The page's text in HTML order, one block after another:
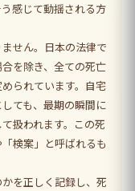
感じて動揺される方
せん。日本の法律で
を除き、全ての死亡
られています。自宅
ても、最期の瞬間に
扱われます。この死
検案」と呼ばれるも
を正しく記録し、死